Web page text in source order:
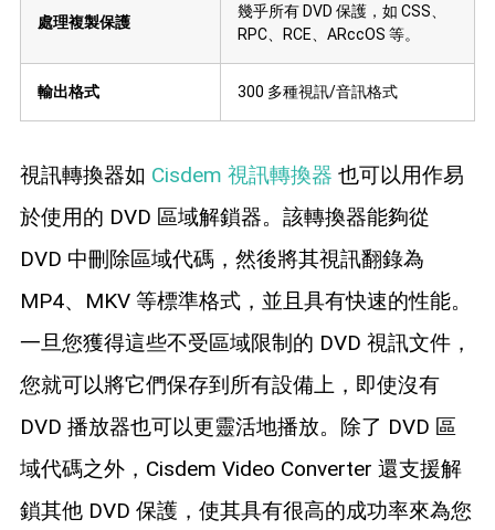
處理複製保護
幾乎所有 DVD 保護，如 CSS、
RPC、RCE、ARccOS 等。
輸出格式 300 多種視訊/音訊格式
視訊轉換器如 Cisdem 視訊轉換器 也可以用作易
於使用的 DVD 區域解鎖器。該轉換器能夠從
DVD 中刪除區域代碼，然後將其視訊翻錄為
MP4、MKV 等標準格式，並且具有快速的性能。
一旦您獲得這些不受區域限制的 DVD 視訊文件，
您就可以將它們保存到所有設備上，即使沒有
DVD 播放器也可以更靈活地播放。除了 DVD 區
域代碼之外，Cisdem Video Converter 還支援解
鎖其他 DVD 保護，使其具有很高的成功率來為您